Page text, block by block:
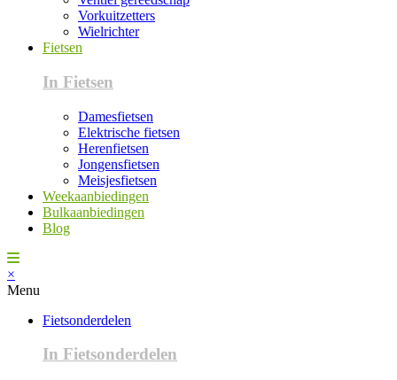
Vorkuitzetters
Wielrichter
Fietsen
In Fietsen
Damesfietsen
Elektrische fietsen
Herenfietsen
Jongensfietsen
Meisjesfietsen
Weekaanbiedingen
Bulkaanbiedingen
Blog
×
Menu
Fietsonderdelen
In Fietsonderdelen